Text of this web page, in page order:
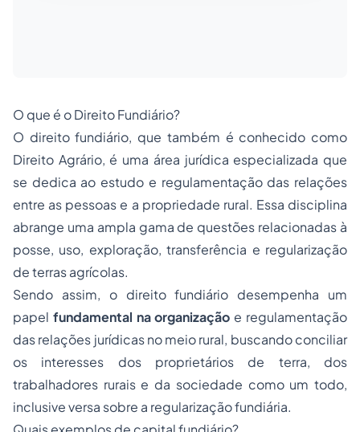
O que é o Direito Fundiário?
O direito fundiário, que também é conhecido como
Direito Agrário, é uma área jurídica especializada que
se dedica ao estudo e regulamentação das relações
entre as pessoas e a propriedade rural. Essa disciplina
abrange uma ampla gama de questões relacionadas à
posse, uso, exploração, transferência e regularização
de terras agrícolas.
Sendo assim, o direito fundiário desempenha um
papel fundamental na organização e regulamentação
das relações jurídicas no meio rural, buscando conciliar
os interesses dos proprietários de terra, dos
trabalhadores rurais e da sociedade como um todo,
inclusive versa sobre a regularização fundiária.